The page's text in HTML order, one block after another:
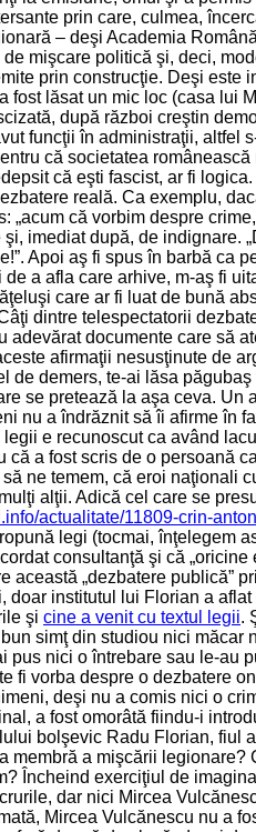
prin care, culmea,
– deşi Academia
mişcare politică şi, deci,
prin construcţie. Deşi
fost lăsat un mic loc (casa lui
după război creştin
funcţii în administraţii,
că societatea
că eşti fascist, ar fi
reală. Ca exemplu,
„acum că vorbim despre
imediat după, de
Apoi aş fi spus în barbă ca
a afla care arhive, m-aş fi
care ar fi luat de bună
dintre telespectatorii
adevărat documente care să
afirmaţii nesusţinute de
de demers, te-ai lăsa
se pretează la aşa ceva.
nu a îndrăznit să îi afirme în
e recunoscut ca având
a fost scris de o persoană
ne temem, că eroi naţionali
alţii. Adică cel care se
actualitate/11809-crin-
legi (tocmai, înţelegem
consultanţă şi că
această „dezbatere
institutul lui Florian a
şi cine a venit cu textul legii.
simţ din studiou nici
pus nici o întrebare sau le-au
fi vorba despre o dezbatere
deşi nu a comis nici o
a fost omorâtă fiindu-i
bolşevic Radu Florian,
membră a mişcării
Încheind exerciţiul de
dar nici Mircea
Mircea Vulcănescu nu a